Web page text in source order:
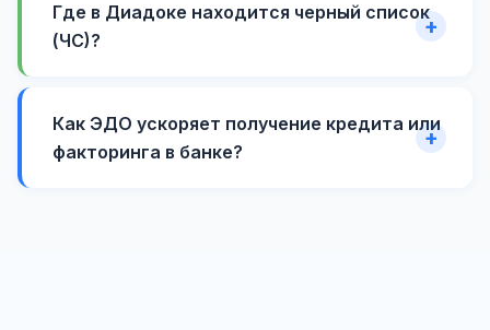
Где в Диадоке находится черный список
(ЧС)?
Как ЭДО ускоряет получение кредита или
факторинга в банке?